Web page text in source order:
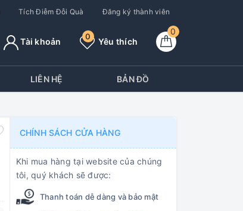
Tích Điễm Đỗi Quà Đăng ký thành viên
0
Yêu thích
0
Tài khoản
LIÊN HỆ BẢN ĐỒ
CHÍNH SÁCH CỬA HÀNG
Khi mua hàng tại website của chúng
tôi, quý khách sẽ được:
Thanh toán dễ dàng và bảo mật